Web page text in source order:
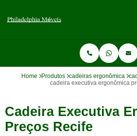
Home Produtos cadeiras ergonômica
cadeira executiva ergonômica
Cadeira Executiva
Preços Recife